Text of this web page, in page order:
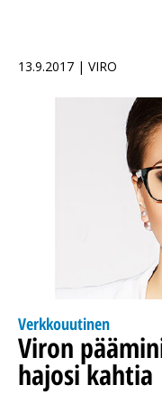
13.9.2017 | VIRO
Verkkouutinen
Viron
hajosi kahtia